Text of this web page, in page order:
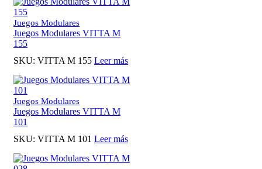
Juegos Modulares
Juegos Modulares VITTA M
155
SKU: VITTA M 155 Leer más
Juegos Modulares
Juegos Modulares VITTA M
101
SKU: VITTA M 101 Leer más